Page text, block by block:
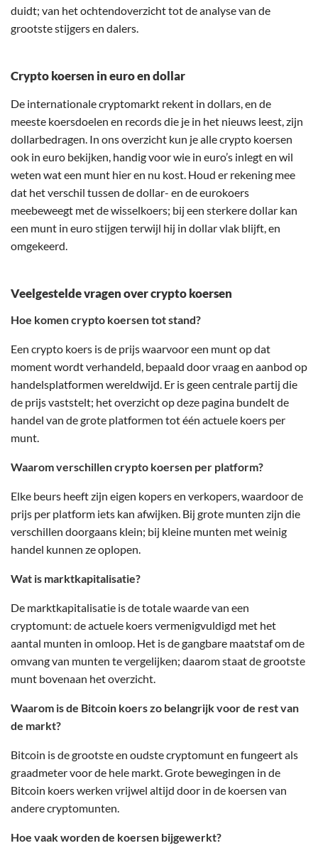
duidt; van het ochtendoverzicht tot de analyse van de
grootste stijgers en dalers.
Crypto koersen in euro en dollar
De internationale cryptomarkt rekent in dollars, en de
meeste koersdoelen en records die je in het nieuws leest, zijn
dollarbedragen. In ons overzicht kun je alle crypto koersen
ook in euro bekijken, handig voor wie in euro’s inlegt en wil
weten wat een munt hier en nu kost. Houd er rekening mee
dat het verschil tussen de dollar- en de eurokoers
meebeweegt met de wisselkoers; bij een sterkere dollar kan
een munt in euro stijgen terwijl hij in dollar vlak blijft, en
omgekeerd.
Veelgestelde vragen over crypto koersen
Hoe komen crypto koersen tot stand?
Een crypto koers is de prijs waarvoor een munt op dat
moment wordt verhandeld, bepaald door vraag en aanbod op
handelsplatformen wereldwijd. Er is geen centrale partij die
de prijs vaststelt; het overzicht op deze pagina bundelt de
handel van de grote platformen tot één actuele koers per
munt.
Waarom verschillen crypto koersen per platform?
Elke beurs heeft zijn eigen kopers en verkopers, waardoor de
prijs per platform iets kan afwijken. Bij grote munten zijn die
verschillen doorgaans klein; bij kleine munten met weinig
handel kunnen ze oplopen.
Wat is marktkapitalisatie?
De marktkapitalisatie is de totale waarde van een
cryptomunt: de actuele koers vermenigvuldigd met het
aantal munten in omloop. Het is de gangbare maatstaf om de
omvang van munten te vergelijken; daarom staat de grootste
munt bovenaan het overzicht.
Waarom is de Bitcoin koers zo belangrijk voor de rest van
de markt?
Bitcoin is de grootste en oudste cryptomunt en fungeert als
graadmeter voor de hele markt. Grote bewegingen in de
Bitcoin koers werken vrijwel altijd door in de koersen van
andere cryptomunten.
Hoe vaak worden de koersen bijgewerkt?